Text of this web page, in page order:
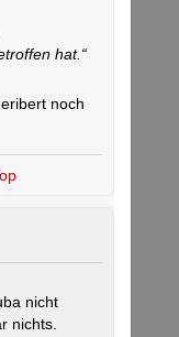
hat.“
noch
nicht
nichts.